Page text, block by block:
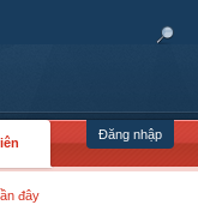
Đăng nhập
đây